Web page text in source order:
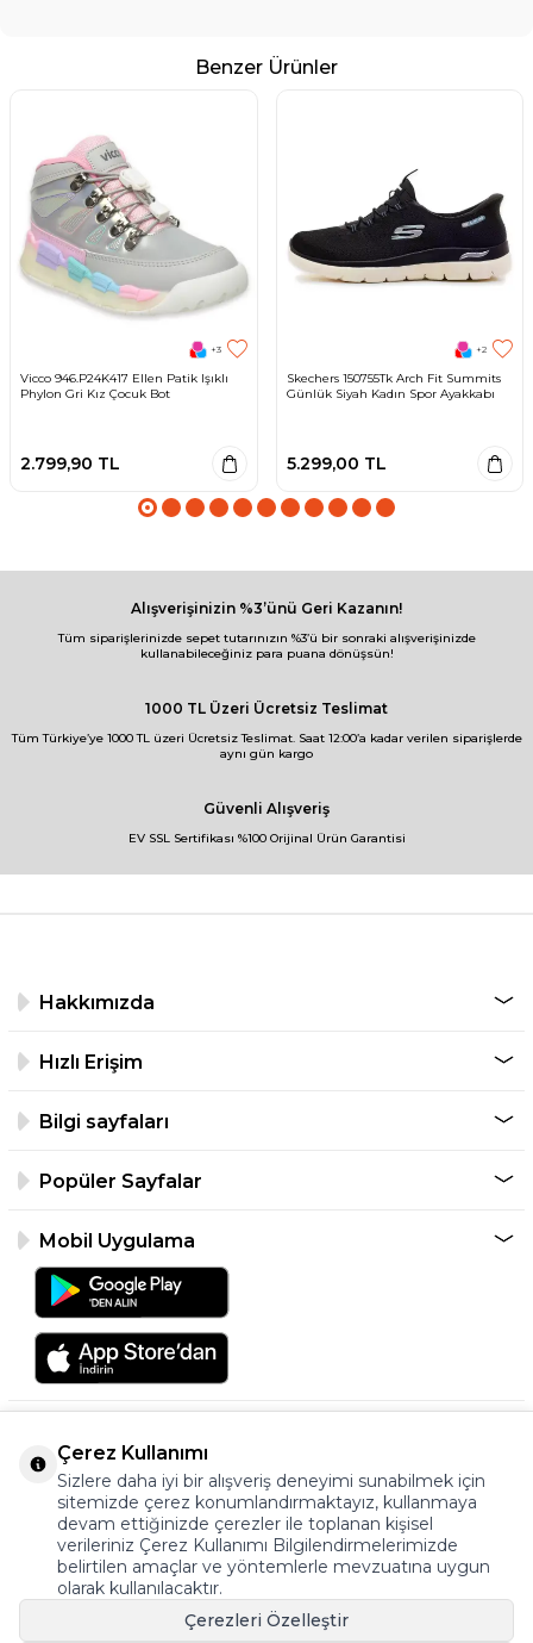
Benzer Ürünler
+3
Vicco 946.P24K417 Ellen Patik Işıklı
Phylon Gri Kız Çocuk Bot
2.799,90 TL
+2
Skechers 150755Tk Arch Fit Summits
Günlük Siyah Kadın Spor Ayakkabı
5.299,00 TL
Alışverişinizin %3’ünü Geri Kazanın!
Tüm siparişlerinizde sepet tutarınızın %3’ü bir sonraki alışverişinizde
kullanabileceğiniz para puana dönüşsün!
1000 TL Üzeri Ücretsiz Teslimat
Tüm Türkiye’ye 1000 TL üzeri Ücretsiz Teslimat. Saat 12:00’a kadar verilen siparişlerde
aynı gün kargo
Güvenli Alışveriş
EV SSL Sertifikası %100 Orijinal Ürün Garantisi
Hakkımızda
Hızlı Erişim
Bilgi sayfaları
Popüler Sayfalar
Mobil Uygulama
©2026 Tüm Hakkı Saklıdır.
ayakkabıonline.com
Çerez Kullanımı
Sizlere daha iyi bir alışveriş deneyimi sunabilmek için
sitemizde çerez konumlandırmaktayız, kullanmaya
devam ettiğinizde çerezler ile toplanan kişisel
verileriniz Çerez Kullanımı Bilgilendirmelerimizde
belirtilen amaçlar ve yöntemlerle mevzuatına uygun
olarak kullanılacaktır.
Çerezleri Özelleştir